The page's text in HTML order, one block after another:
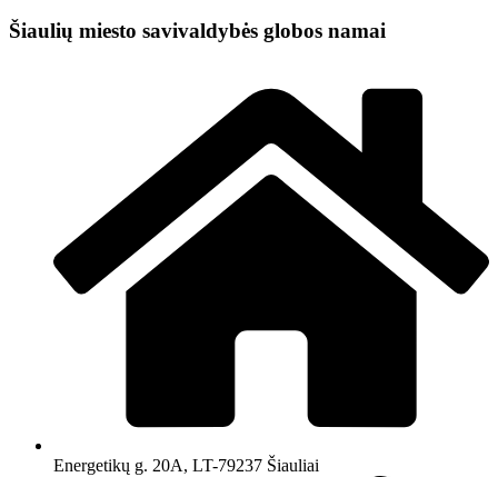
Šiaulių miesto savivaldybės globos namai
Energetikų g. 20A, LT-79237 Šiauliai